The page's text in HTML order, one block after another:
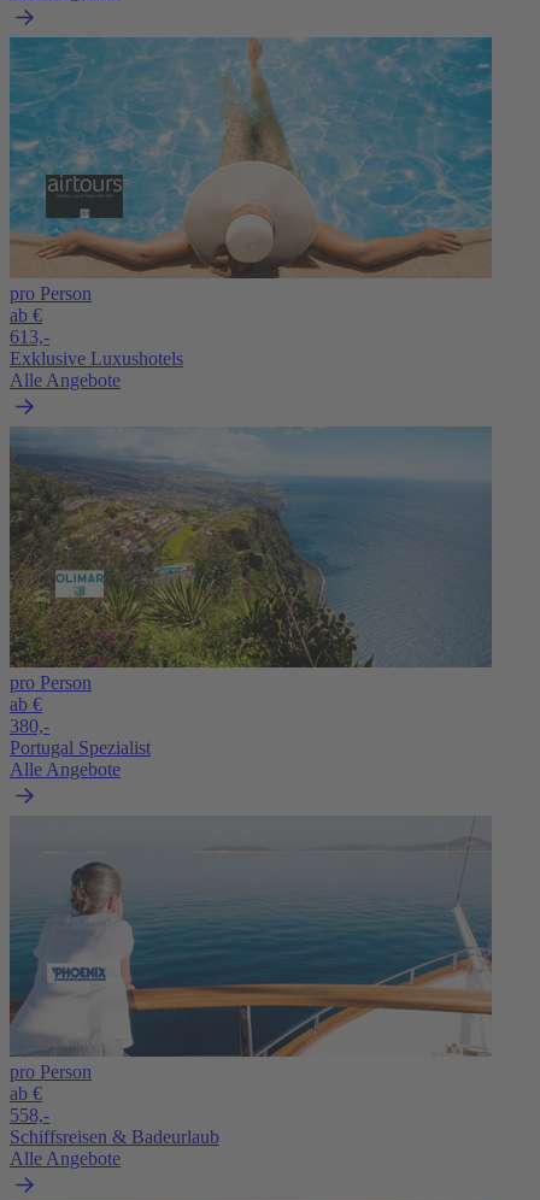
pro Person
ab €
613,-
Exklusive Luxushotels
Alle Angebote
pro Person
ab €
380,-
Portugal Spezialist
Alle Angebote
pro Person
ab €
558,-
Schiffsreisen & Badeurlaub
Alle Angebote